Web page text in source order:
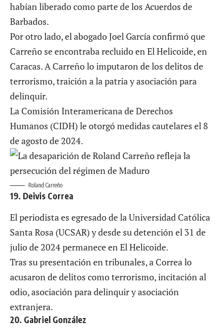
habían liberado como parte de los Acuerdos de
Barbados.
Por otro lado, el abogado Joel García confirmó que
Carreño se encontrabarecluido en El Helicoide, en
Caracas. A Carreño lo imputaron de los delitos de
terrorismo, traición a la patria y asociación para
delinquir.
La Comisión Interamericana de Derechos
Humanos (CIDH) le otorgó medidas cautelares el 8
de agosto de 2024.
Roland Carreño
19. Deivis Correa
El periodista es egresado de la Universidad Católica
Santa Rosa (UCSAR) y desde su detención el 31 de
julio de 2024 permanece en El Helicoide.
Tras su presentación en tribunales, a Correa lo
acusaron de delitos como terrorismo, incitación al
odio, asociación para delinquir y asociación
extranjera.
20. Gabriel González